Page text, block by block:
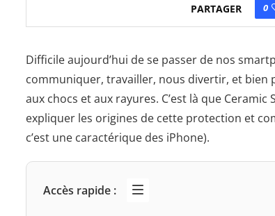
PARTAGER 0
Difficile aujourd’hui de se passer de nos
communiquer, travailler, nous divertir, et bien
aux chocs et aux rayures. C’est là que
expliquer les origines de cette protection et
c’est une caractérique des iPhone).
Accès rapide :